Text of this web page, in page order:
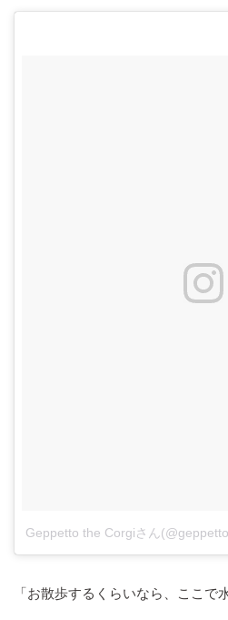
Geppetto the Corgiさん
「お散歩するくらいなら、ここで